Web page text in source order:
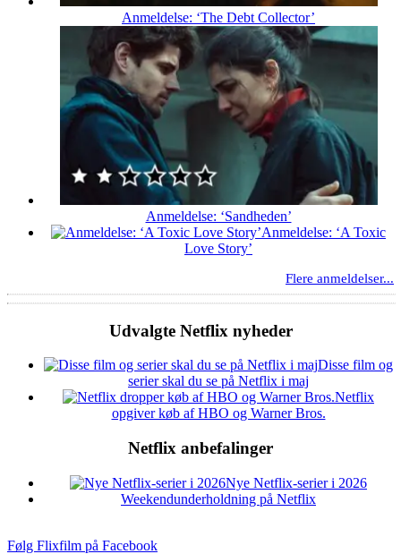
Anmeldelse: ‘The Debt Collector’
Anmeldelse: ‘Sandheden’
Anmeldelse: ‘A Toxic
Love Story’
Flere anmeldelser...
Udvalgte Netflix nyheder
Disse film og
serier skal du se på Netflix i maj
Netflix
opgiver køb af HBO og Warner Bros.
Netflix anbefalinger
Nye Netflix-serier i 2026
Weekendunderholdning på Netflix
Følg Flixfilm på Facebook